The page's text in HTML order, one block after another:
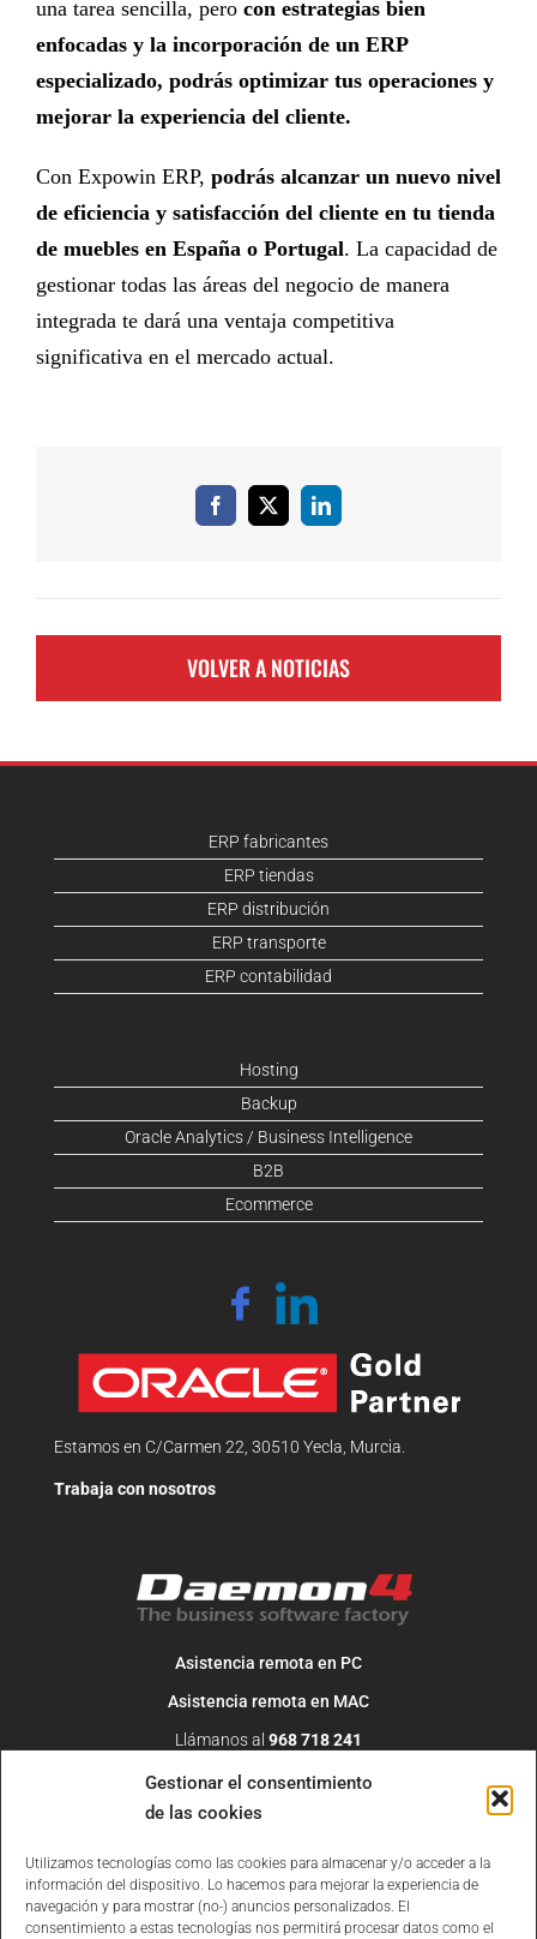
Gestionar el consentimiento
de las cookies
Utilizamos tecnologías como las cookies para almacenar y/o acceder a la
información del dispositivo. Lo hacemos para mejorar la experiencia de
navegación y para mostrar (no-) anuncios personalizados. El
consentimiento a estas tecnologías nos permitirá procesar datos como el
una tarea sencilla, pero con estrategias bien
enfocadas y la incorporación de un ERP
especializado, podrás optimizar tus operaciones y
mejorar la experiencia del cliente.
Con Expowin ERP, podrás alcanzar un nuevo nivel
de eficiencia y satisfacción del cliente en tu tienda
de muebles en España o Portugal. La capacidad de
gestionar todas las áreas del negocio de manera
integrada te dará una ventaja competitiva
significativa en el mercado actual.
Facebook
X LinkedIn
VOLVER A NOTICIAS
ERP fabricantes
ERP tiendas
ERP distribución
ERP transporte
ERP contabilidad
Hosting
Backup
Oracle Analytics / Business Intelligence
B2B
Ecommerce
Estamos en C/Carmen 22, 30510 Yecla, Murcia.
Trabaja con nosotros
Asistencia remota en PC
Asistencia remota en MAC
Llámanos al 968 718 241